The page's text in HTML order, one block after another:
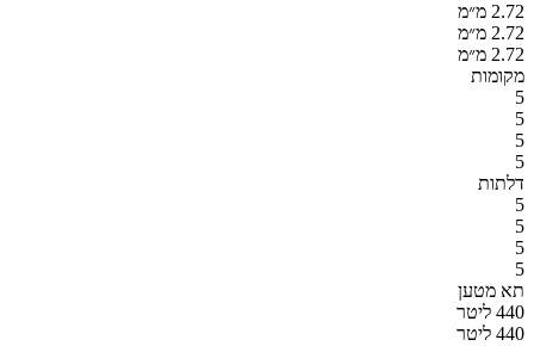
2.72 מ״מ
2.72 מ״מ
2.72 מ״מ
מקומות
5
5
5
5
דלתות
5
5
5
5
תא מטען
440 ליטר
440 ליטר